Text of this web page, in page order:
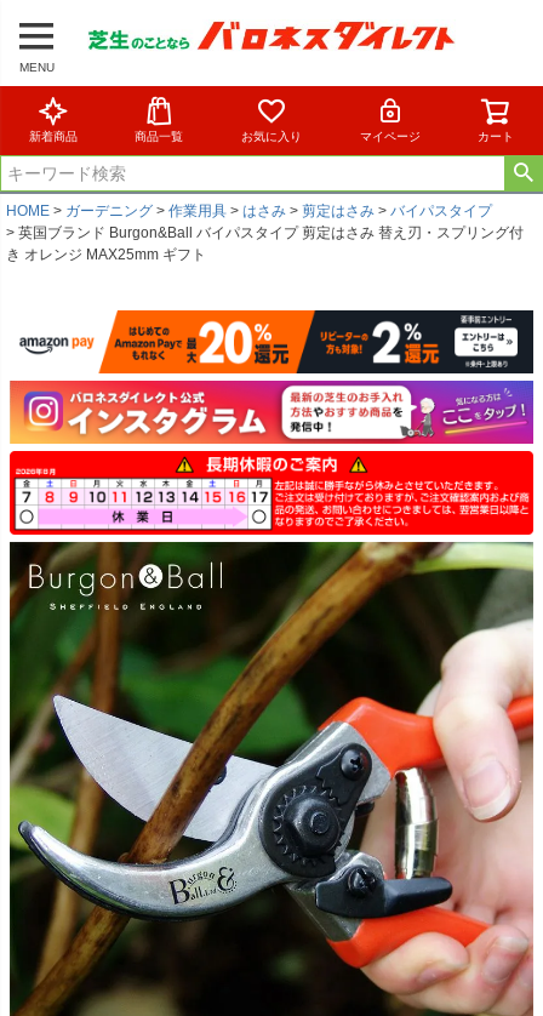
MENU
新着商品 商品一覧 お気に入り マイページ カート
HOME ガーデニング 作業用具 はさみ 剪定はさみ
バイパスタイプ
英国ブランド Burgon&Ball バイパスタイプ 剪定はさみ 替え刃・スプリング付
き オレンジ MAX25mm ギフト